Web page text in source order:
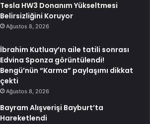
Tesla HW3 Donanım Yükseltmesi
Belirsizliğini Koruyor
Ağustos 8, 2026
İbrahim Kutluay’ın aile tatili sonrası
Edvina Sponza görüntülendi!
Bengü’nün “Karma” paylaşımı dikkat
çekti
Ağustos 8, 2026
Bayram Alışverişi Bayburt’ta
Hareketlendi